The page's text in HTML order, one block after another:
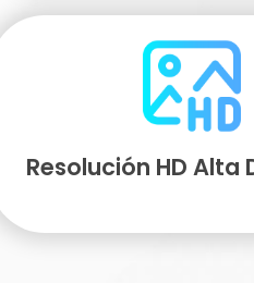
Resolución HD Alta